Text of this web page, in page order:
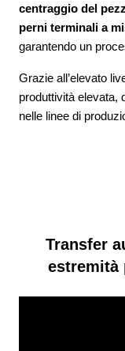
centraggio del
perni terminali a
garantendo un
Grazie all’elevato
produttività elevata,
nelle linee di
Transfer
estremità